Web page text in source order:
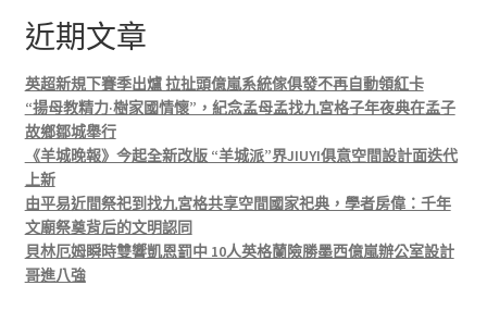
近期文章
英超新規下賽季出爐 拉扯頭億嵐系統傢俱發不再自動領紅卡
“揚母教精力·樹家國情懷”，紀念孟母孟找九宮格子年夜典在孟子
故鄉鄒城舉行
《羊城晚報》今起全新改版 “羊城派”界JIUYI俱意空間設計面迭代
上新
由平易近間祭祀到找九宮格共享空間國家祀典，學者房偉：千年
文廟祭奠背后的文明認同
貝林厄姆瞬時雙響凱恩罰中 10人英格蘭險勝墨西億嵐辦公室設計
哥進八強